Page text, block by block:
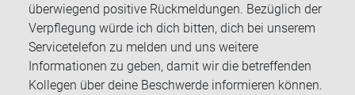
überwiegend positive Rückmeldungen. Bezüglich der
Verpflegung würde ich dich bitten, dich bei unserem
Servicetelefon zu melden und uns weitere
Informationen zu geben, damit wir die betreffenden
Kollegen über deine Beschwerde informieren können.